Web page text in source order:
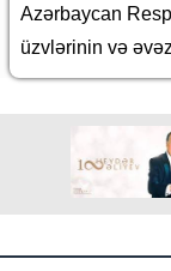
Azərbaycan
üzvlərinin və